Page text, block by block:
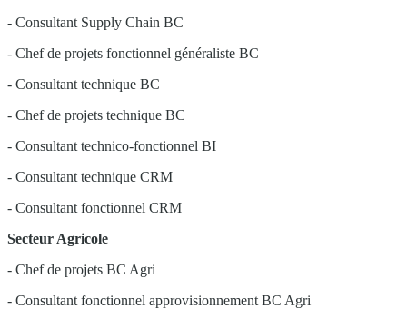
- Consultant Supply Chain BC
- Chef de projets fonctionnel généraliste BC
- Consultant technique BC
- Chef de projets technique BC
- Consultant technico-fonctionnel BI
- Consultant technique CRM
- Consultant fonctionnel CRM
Secteur Agricole
- Chef de projets BC Agri
- Consultant fonctionnel approvisionnement BC Agri